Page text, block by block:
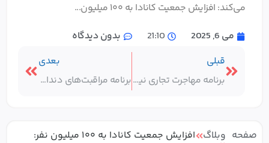
می‌کند: افزایش جمعیت کانادا به ۱۰۰ میلیون...
می 6, 2025
21:10
بدون دیدگاه
قبلی
برنامه مهاجرت تجاری نیوبرانزویک | مراحل + نکات کلیدی
بعدی
برنامه مراقبت‌های دندان کانادا (CDCP): راهنمای جامع برای واجدین شرایط و نحوه ثبت‌نام
صفحه وبلاگ
افزایش جمعیت کانادا به ۱۰۰ میلیون نفر: